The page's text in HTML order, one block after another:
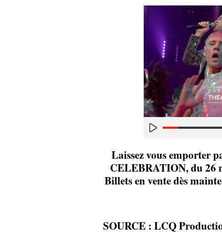
Laissez vous emporter
CELEBRATION, du 26
Billets en vente dès
SOURCE : LCQ